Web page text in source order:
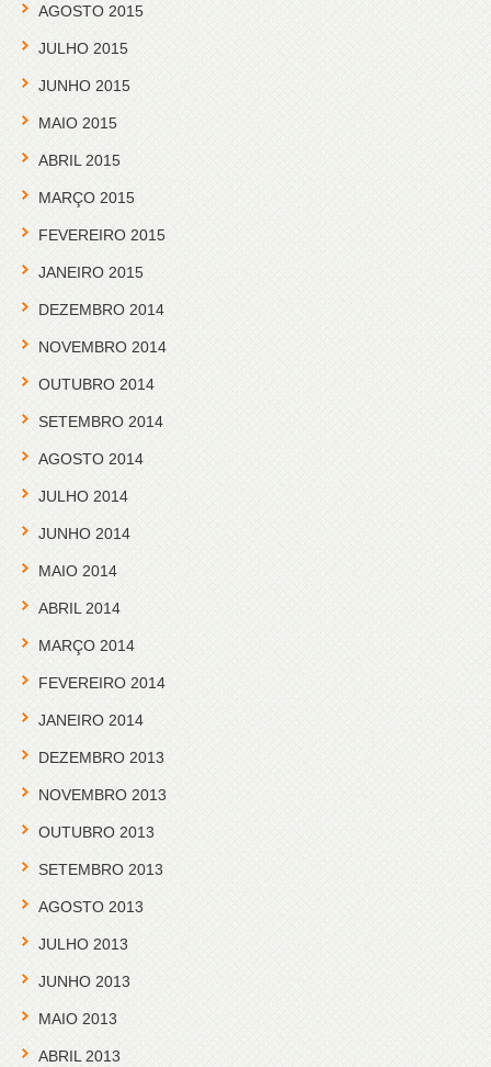
AGOSTO 2015
JULHO 2015
JUNHO 2015
MAIO 2015
ABRIL 2015
MARÇO 2015
FEVEREIRO 2015
JANEIRO 2015
DEZEMBRO 2014
NOVEMBRO 2014
OUTUBRO 2014
SETEMBRO 2014
AGOSTO 2014
JULHO 2014
JUNHO 2014
MAIO 2014
ABRIL 2014
MARÇO 2014
FEVEREIRO 2014
JANEIRO 2014
DEZEMBRO 2013
NOVEMBRO 2013
OUTUBRO 2013
SETEMBRO 2013
AGOSTO 2013
JULHO 2013
JUNHO 2013
MAIO 2013
ABRIL 2013